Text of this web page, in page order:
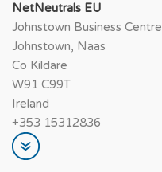
NetNeutrals EU
Johnstown Business Centre
Johnstown, Naas
Co Kildare
W91 C99T
Ireland
+353 15312836